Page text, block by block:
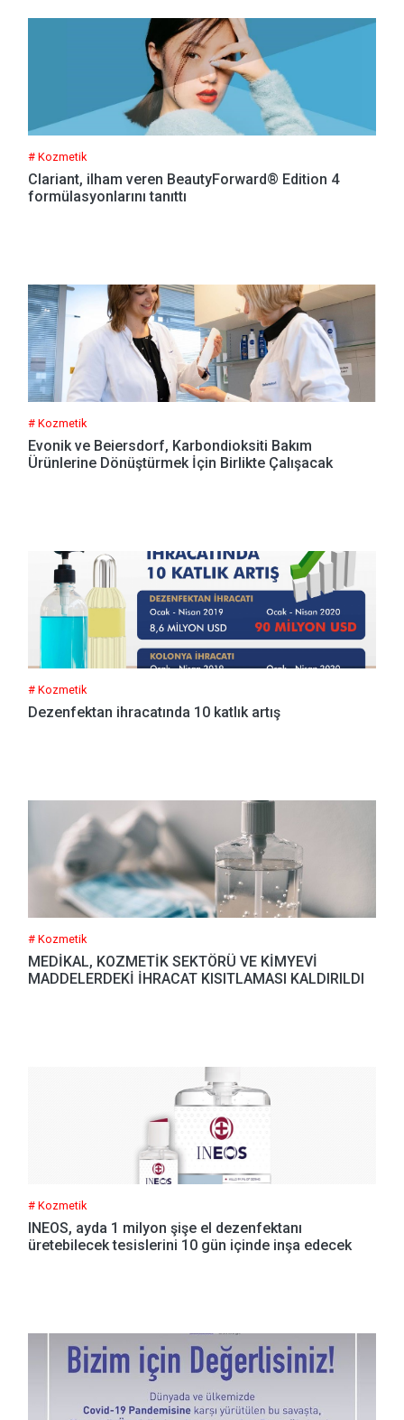
# Kozmetik
Clariant, ilham veren BeautyForward® Edition 4
formülasyonlarını tanıttı
# Kozmetik
Evonik ve Beiersdorf, Karbondioksiti Bakım
Ürünlerine Dönüştürmek İçin Birlikte Çalışacak
# Kozmetik
Dezenfektan ihracatında 10 katlık artış
# Kozmetik
MEDİKAL, KOZMETİK SEKTÖRÜ VE KİMYEVİ
MADDELERDEKİ İHRACAT KISITLAMASI KALDIRILDI
# Kozmetik
INEOS, ayda 1 milyon şişe el dezenfektanı
üretebilecek tesislerini 10 gün içinde inşa edecek